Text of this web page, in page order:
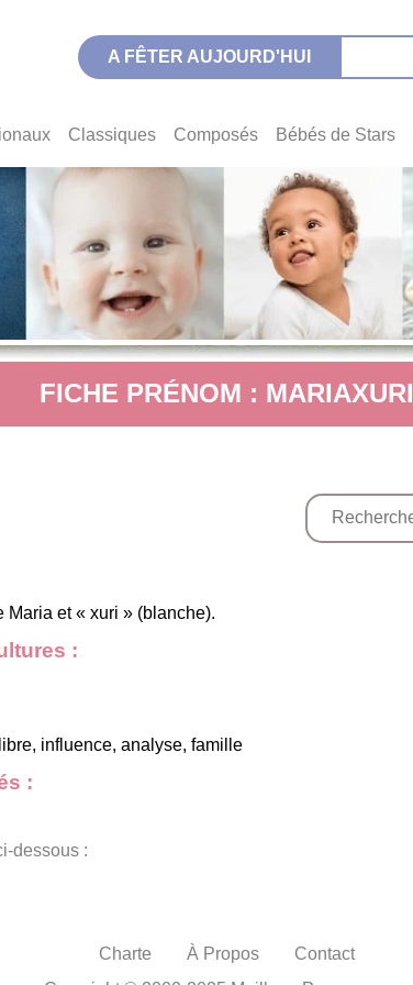
A FÊTER AUJOURD'HUI
Classiques Composés Bébés de Stars
FICHE PRÉNOM : MARIAXURI
Maria et « xuri » (blanche).
:
influence, analyse, famille
:
dessous :
Charte À Propos
Contact